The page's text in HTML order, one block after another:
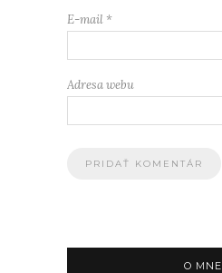
E-mail *
Adresa webu
O MNE